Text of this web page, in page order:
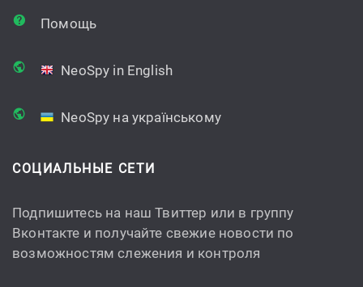
Помощь
NeoSpy in English
NeoSpy на українському
СОЦИАЛЬНЫЕ СЕТИ
Подпишитесь на наш Твиттер или в группу
Вконтакте и получайте свежие новости по
возможностям слежения и контроля